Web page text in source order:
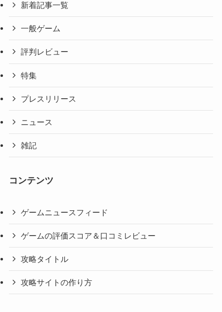
新着記事一覧
一般ゲーム
評判レビュー
特集
プレスリリース
ニュース
雑記
コンテンツ
ゲームニュースフィード
ゲームの評価スコア＆口コミレビュー
攻略タイトル
攻略サイトの作り方